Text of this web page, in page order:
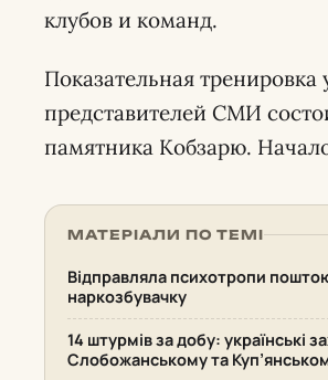
клубов и команд.
Показательная
представителей СМИ
памятника Кобзарю.
МАТЕРІАЛИ ПО ТЕМІ
Відправляла психотропи
наркозбувачку
14 штурмів за добу: українські
Слобожанському та